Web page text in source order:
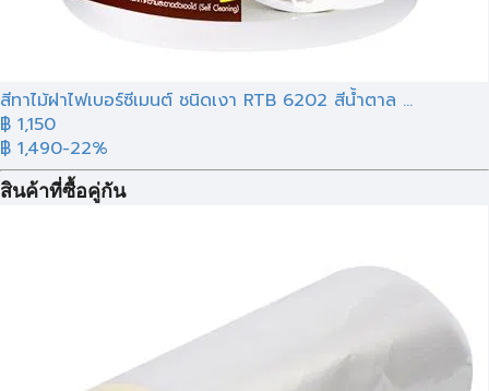
สีทาไม้ฝาไฟเบอร์ซีเมนต์ ชนิดเงา RTB 6202 สีน้ำตาล ...
฿ 1,150
฿ 1,490-22%
สินค้าที่ซื้อคู่กัน